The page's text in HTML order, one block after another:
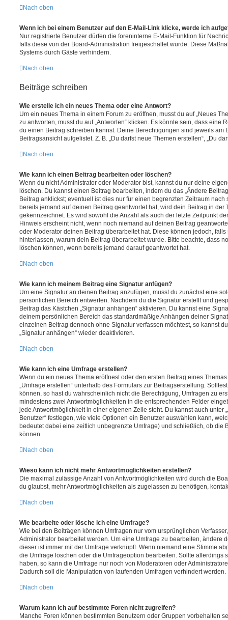
Nach oben
Wenn ich bei einem Benutzer auf den E-Mail-Link klicke, werde ich
Nur registrierte Benutzer dürfen die foreninterne E-Mail-Funktion für
falls diese von der Board-Administration freigeschaltet wurde. Diese
Systems durch Gäste verhindern.
Nach oben
Beiträge schreiben
Wie erstelle ich ein neues Thema oder eine Antwort?
Um ein neues Thema in einem Forum zu eröffnen, musst du auf „Neues
zu antworten, musst du auf „Antworten“ klicken. Es könnte sein, dass eine
du einen Beitrag schreiben kannst. Deine Berechtigungen sind jeweils am
Beitragsansicht aufgelistet. Z. B. „Du darfst neue Themen erstellen“, „Du
Nach oben
Wie kann ich einen Beitrag bearbeiten oder löschen?
Wenn du nicht Administrator oder Moderator bist, kannst du nur deine
löschen. Du kannst einen Beitrag bearbeiten, indem du das „Ändere
Beitrag anklickst; eventuell ist dies nur für einen begrenzten Zeitraum
bereits jemand auf deinen Beitrag geantwortet hat, wird dein Beitrag in der
gekennzeichnet. Es wird sowohl die Anzahl als auch der letzte Zeitpunkt
Hinweis erscheint nicht, wenn noch niemand auf deinen Beitrag
oder Moderator deinen Beitrag überarbeitet hat. Diese können jedoch,
hinterlassen, warum dein Beitrag überarbeitet wurde. Bitte beachte, dass
löschen können, wenn bereits jemand darauf geantwortet hat.
Nach oben
Wie kann ich meinem Beitrag eine Signatur anfügen?
Um eine Signatur an deinen Beitrag anzufügen, musst du zunächst eine
persönlichen Bereich entwerfen. Nachdem du die Signatur erstellt und
Beitrag das Kästchen „Signatur anhängen“ aktivieren. Du kannst eine
deinem persönlichen Bereich das standardmäßige Anhängen deiner
einzelnen Beitrag dennoch ohne Signatur verfassen möchtest, so kannst
„Signatur anhängen“ wieder deaktivieren.
Nach oben
Wie kann ich eine Umfrage erstellen?
Wenn du ein neues Thema eröffnest oder den ersten Beitrag eines
„Umfrage erstellen“ unterhalb des Formulars zur Beitragserstellung.
können, so hast du wahrscheinlich nicht die Berechtigung, Umfragen zu
mindestens zwei Antwortmöglichkeiten in die entsprechenden Felder
jede Antwortmöglichkeit in einer eigenen Zeile steht. Du kannst auch unter
Benutzer“ festlegen, wie viele Optionen ein Benutzer auswählen kann,
bedeutet dabei eine zeitlich unbegrenzte Umfrage) und schließlich, ob die
können.
Nach oben
Wieso kann ich nicht mehr Antwortmöglichkeiten erstellen?
Die maximal zulässige Anzahl von Antwortmöglichkeiten wird durch die
du glaubst, mehr Antwortmöglichkeiten als zugelassen zu benötigen,
Nach oben
Wie bearbeite oder lösche ich eine Umfrage?
Wie bei den Beiträgen können Umfragen nur vom ursprünglichen
Administrator bearbeitet werden. Um eine Umfrage zu bearbeiten, ändere
dieser ist immer mit der Umfrage verknüpft. Wenn niemand eine Stimme
die Umfrage löschen oder die Umfrageoption bearbeiten. Sollte allerdings
haben, so kann die Umfrage nur noch von Moderatoren oder
Dadurch soll die Manipulation von laufenden Umfragen verhindert werden.
Nach oben
Warum kann ich auf bestimmte Foren nicht zugreifen?
Manche Foren können bestimmten Benutzern oder Gruppen vorbehalten